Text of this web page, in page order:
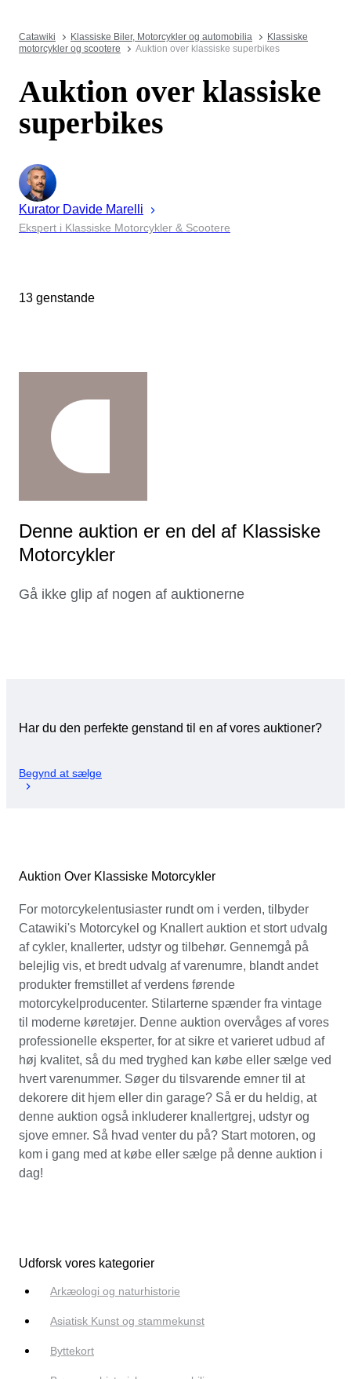
Catawiki Klassiske Biler, Motorcykler og automobilia
Klassiske
motorcykler og scootere
Auktion over klassiske superbikes
Auktion over klassiske
superbikes
Kurator Davide Marelli
Ekspert i Klassiske Motorcykler & Scootere
13 genstande
Denne auktion er en del af Klassiske
Motorcykler
Gå ikke glip af nogen af auktionerne
Har du den perfekte genstand til en af vores auktioner?
Begynd at sælge
Auktion Over Klassiske Motorcykler
For motorcykelentusiaster rundt om i verden, tilbyder
Catawiki's Motorcykel og Knallert auktion et stort udvalg
af cykler, knallerter, udstyr og tilbehør. Gennemgå på
belejlig vis, et bredt udvalg af varenumre, blandt andet
produkter fremstillet af verdens førende
motorcykelproducenter. Stilarterne spænder fra vintage
til moderne køretøjer. Denne auktion overvåges af vores
professionelle eksperter, for at sikre et varieret udbud af
høj kvalitet, så du med tryghed kan købe eller sælge ved
hvert varenummer. Søger du tilsvarende emner til at
dekorere dit hjem eller din garage? Så er du heldig, at
denne auktion også inkluderer knallertgrej, udstyr og
sjove emner. Så hvad venter du på? Start motoren, og
kom i gang med at købe eller sælge på denne auktion i
dag!
Udforsk vores kategorier
Arkæologi og naturhistorie
Asiatisk Kunst og stammekunst
Byttekort